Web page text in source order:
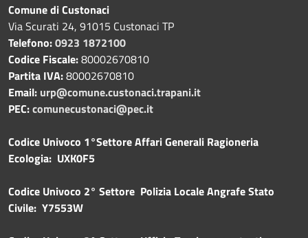
Comune di Custonaci
Via Scurati 24, 91015 Custonaci TP
Telefono:0923 1872100
Codice Fiscale:80002670810
Partita IVA:80002670810
Email: urp@comune.custonaci.trapani.it
PEC:comunecustonaci@pec.it
Codice Univoco 1°Settore Affari Generali Ragioneria
Ecologia: UXK0F5
Codice Univoco 2° Settore Polizia Locale Angrafe Stato
Civile: Y7553W